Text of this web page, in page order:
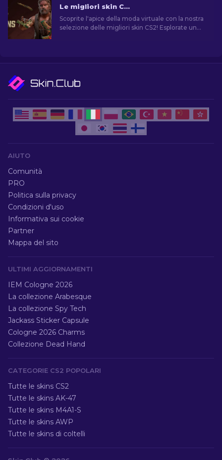
Le migliori skin CS2 [2026]
Scoprite l'apice della moda virtuale con la nostra
selezione delle migliori skin CS2! Esplorate un
AIUTO
Comunità
PRO
Politica sulla privacy
Condizioni d'uso
Informativa sui cookie
Partner
Mappa del sito
ULTIMI AGGIORNAMENTI
IEM Cologne 2026
La collezione Arabesque
La collezione Spy Tech
Jackass Sticker Capsule
Cologne 2026 Charms
Collezione Dead Hand
CATEGORIE CS2 POPOLARI
Tutte le skins CS2
Tutte le skins AK-47
Tutte le skins M4A1-S
Tutte le skins AWP
Tutte le skins di coltelli